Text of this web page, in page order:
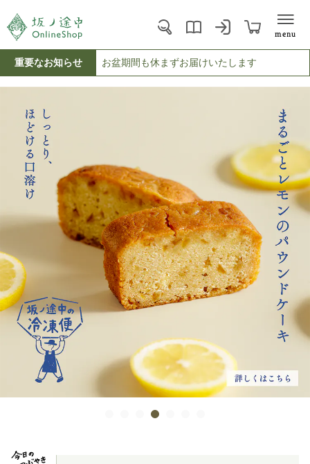
menu
重要なお知らせ お盆期間も休まずお届けいたします